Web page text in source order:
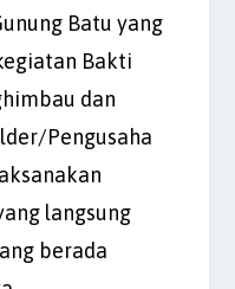
Batu yang
Bakti
dan
Pengusaha
langsung
berada